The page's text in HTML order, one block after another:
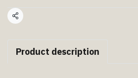
แชร์
Product description